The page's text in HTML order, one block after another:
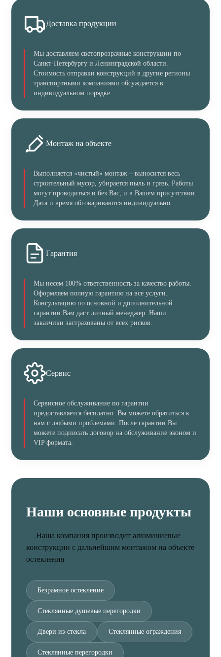
Доставка продукции
Мы доставляем светопрозрачные конструкции по
Санкт-Петербургу и Ленинградской области.
Стоимость отправки конструкций в другие регионы
транспортными компаниями обсуждается в
индивидуальном порядке.
Монтаж на объекте
Выполняется «чистый» монтаж – выносится весь
строительный мусор, убирается пыль и грязь. Работы
могут проводиться и без Вас, и в Вашем присутствии.
Дата и время обговариваются индивидуально.
Гарантия
Мы несем 100% ответственность за качество работы.
Оформляем полную гарантию на все услуги.
Консультацию по основной и дополнительной
гарантии Вам даст личный менеджер. Наши
заказчики застрахованы от всех рисков.
Сервис
Сервисное обслуживание по гарантии
предоставляется бесплатно. Вы можете обратиться к
нам с любыми проблемами. После гарантии Вы
можете подписать договор на обслуживание эконом и
VIP формата.
Наши основные продукты
Наша компания производит алюминиевые
конструкции с дальнейшим монтажом на объекте
остекления
Безрамное остекление
Стеклянные душевые перегородки
Двери из стекла Стеклянные ограждения
Стеклянные перегородки